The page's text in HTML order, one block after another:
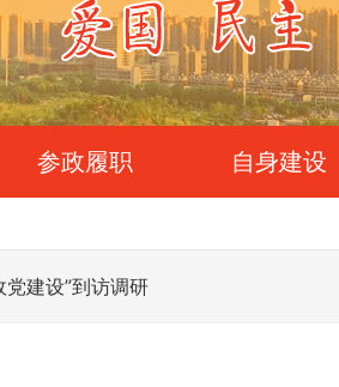
参政履职 自身建设
建设”到访调研